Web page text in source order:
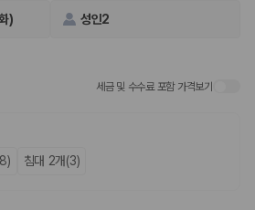
량 가격, 보험 조건, 면책금, 보상 한도, 인수
모아는 여러 제주 렌트카 업체의 조건을 한
렌트카 업체별 실시간 예약 가능 차량과 요금
을 비교합니다.
차, 완전자차, 슈퍼자차의 면책금과 보상 한
) 성인2
세금 및 수수료 포함 가격보기
침대 2개(3)